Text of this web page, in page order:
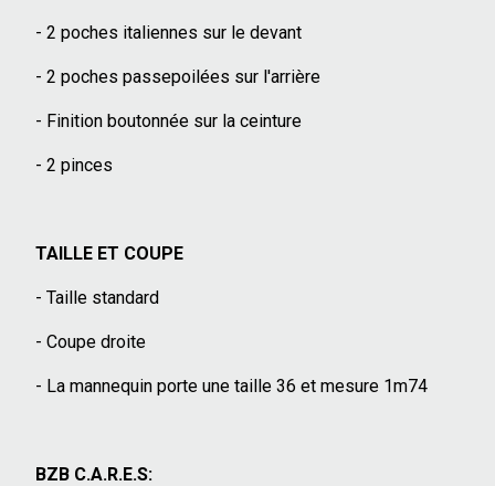
- 2 poches italiennes sur le devant
- 2 poches passepoilées sur l'arrière
- Finition boutonnée sur la ceinture
- 2 pinces
TAILLE ET COUPE
- Taille standard
- Coupe droite
- La mannequin porte une taille 36 et mesure 1m74
BZB C.A.R.E.S: